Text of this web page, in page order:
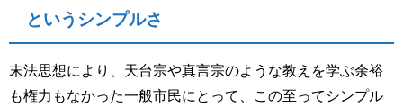
というシンプルさ
末法思想により、天台宗や真言宗のような教えを学ぶ余裕
も権力もなかった一般市民にとって、この至ってシンプル